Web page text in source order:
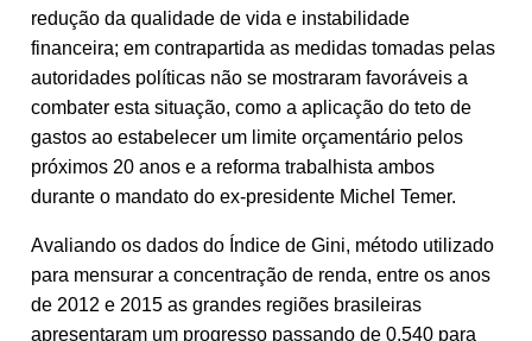
redução da qualidade de vida e instabilidade
financeira; em contrapartida as medidas tomadas pelas
autoridades políticas não se mostraram favoráveis a
combater esta situação, como a aplicação do teto de
gastos ao estabelecer um limite orçamentário pelos
próximos 20 anos e a reforma trabalhista ambos
durante o mandato do ex-presidente Michel Temer.
Avaliando os dados do Índice de Gini, método utilizado
para mensurar a concentração de renda, entre os anos
de 2012 e 2015 as grandes regiões brasileiras
apresentaram um progresso passando de 0,540 para